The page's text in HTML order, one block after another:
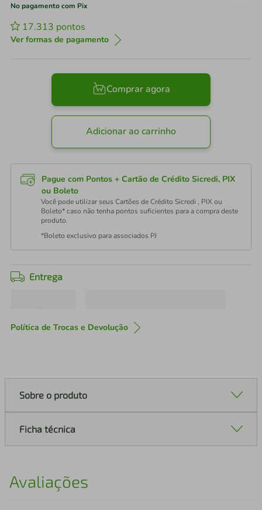
No pagamento com Pix
17.313 pontos
Ver formas de pagamento
Comprar agora
Adicionar ao carrinho
Pague com Pontos + Cartão de Crédito Sicredi, PIX
ou Boleto
Você pode utilizar seus Cartões de Crédito Sicredi , PIX ou
Boleto* caso não tenha pontos suficientes para a compra deste
produto.
*Boleto exclusivo para associados PJ
Entrega
Política de Trocas e Devolução
Sobre o produto
Ficha técnica
Avaliações